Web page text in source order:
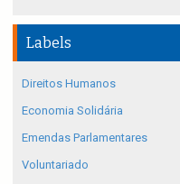
Labels
Direitos Humanos
Economia Solidária
Emendas Parlamentares
Voluntariado